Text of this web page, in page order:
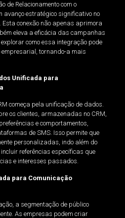
de Relacionamento com o
avanço estratégico significativo no
conexão não apenas aprimora
eleva a eficácia das campanhas
como essa integração pode
tornando-a mais
Unificada para
começa pela unificação de dados.
os clientes, armazenadas no CRM,
e comportamentos,
de SMS. Isso permite que
personalizadas, indo além do
referências específicas que
e interesses passados.
para Comunicação
a segmentação de público
As empresas podem criar